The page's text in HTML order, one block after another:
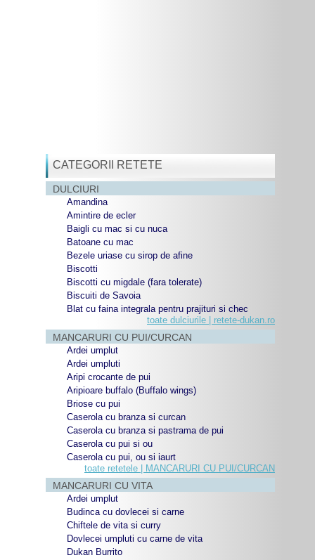
CATEGORII RETETE
DULCIURI
Amandina
Amintire de ecler
Baigli cu mac si cu nuca
Batoane cu mac
Bezele uriase cu sirop de afine
Biscotti
Biscotti cu migdale (fara tolerate)
Biscuiti de Savoia
Blat cu faina integrala pentru prajituri si chec
toate dulciurile | retete-dukan.ro
MANCARURI CU PUI/CURCAN
Ardei umplut
Ardei umpluti
Aripi crocante de pui
Aripioare buffalo (Buffalo wings)
Briose cu pui
Caserola cu branza si curcan
Caserola cu branza si pastrama de pui
Caserola cu pui si ou
Caserola cu pui, ou si iaurt
toate retetele | MANCARURI CU PUI/CURCAN
MANCARURI CU VITA
Ardei umplut
Budinca cu dovlecei si carne
Chiftele de vita si curry
Dovlecei umpluti cu carne de vita
Dukan Burrito